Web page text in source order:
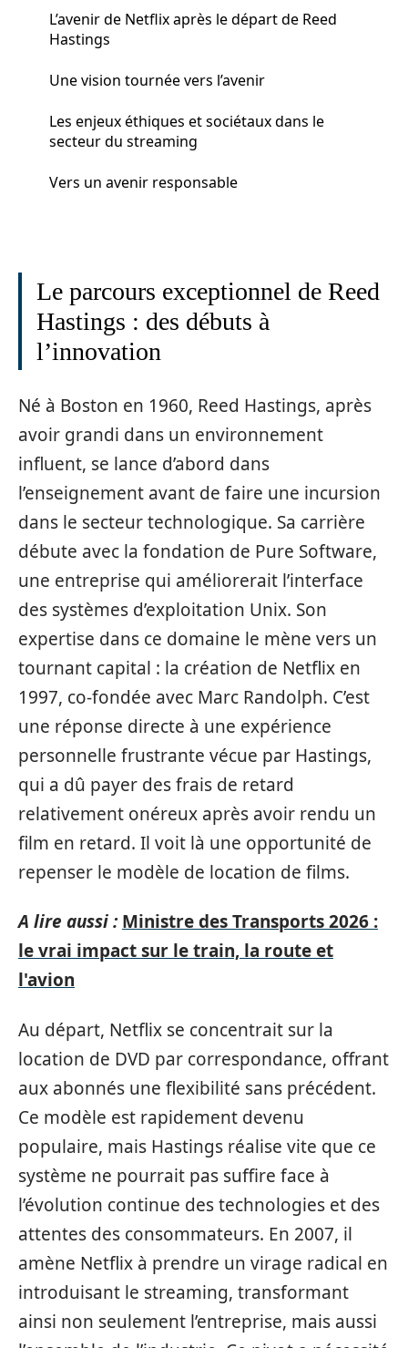
L’avenir de Netflix après le départ de Reed
Hastings
Une vision tournée vers l’avenir
Les enjeux éthiques et sociétaux dans le
secteur du streaming
Vers un avenir responsable
Le parcours exceptionnel de Reed
Hastings : des débuts à
l’innovation
Né à Boston en 1960, Reed Hastings, après
avoir grandi dans un environnement
influent, se lance d’abord dans
l’enseignement avant de faire une incursion
dans le secteur technologique. Sa carrière
débute avec la fondation de Pure Software,
une entreprise qui améliorerait l’interface
des systèmes d’exploitation Unix. Son
expertise dans ce domaine le mène vers un
tournant capital : la création de Netflix en
1997, co-fondée avec Marc Randolph. C’est
une réponse directe à une expérience
personnelle frustrante vécue par Hastings,
qui a dû payer des frais de retard
relativement onéreux après avoir rendu un
film en retard. Il voit là une opportunité de
repenser le modèle de location de films.
A lire aussi : Ministre des Transports 2026 :
le vrai impact sur le train, la route et
l'avion
Au départ, Netflix se concentrait sur la
location de DVD par correspondance, offrant
aux abonnés une flexibilité sans précédent.
Ce modèle est rapidement devenu
populaire, mais Hastings réalise vite que ce
système ne pourrait pas suffire face à
l’évolution continue des technologies et des
attentes des consommateurs. En 2007, il
amène Netflix à prendre un virage radical en
introduisant le streaming, transformant
ainsi non seulement l’entreprise, mais aussi